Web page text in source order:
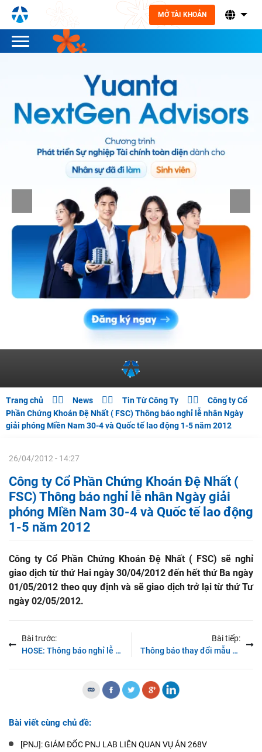
MỞ TÀI KHOẢN
Trang chủ  News  Tin Từ Công Ty 
Công ty Cổ
Phần Chứng Khoán Đệ Nhất ( FSC) Thông báo nghỉ lễ nhân Ngày
giải phóng Miền Nam 30-4 và Quốc tế lao động 1-5 năm 2012
26/04/2012 - 14:27
Công ty Cổ Phần Chứng Khoán Đệ Nhất (
FSC) Thông báo nghỉ lễ nhân Ngày giải
phóng Miền Nam 30-4 và Quốc tế lao động
1-5 năm 2012
Công ty Cổ Phần Chứng Khoán Đệ Nhất ( FSC) sẽ nghỉ
giao dịch từ thứ Hai ngày 30/04/2012 đến hết thứ Ba ngày
01/05/2012 theo quy định và sẽ giao dịch trở lại từ thứ Tư
ngày 02/05/2012.
Bài trước:
HOSE: Thông báo nghỉ lễ nhân Ngày giải phóng Miền Nam 30-4 và Quốc tế lao động 1-5 năm 2012
Bài tiếp:
Thông báo thay đổi mẫu dấu mới của Chi nhánh TP.HCM – Công ty Cổ Phần Chứng Khoán Đệ Nhất ( FSC)
Bài viết cùng chủ đề:
[PNJ]: GIÁM ĐỐC PNJ LAB LIÊN QUAN VỤ ÁN 268V